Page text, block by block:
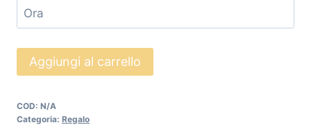
Aggiungi al carrello
COD: N/A
Categoria: Regalo